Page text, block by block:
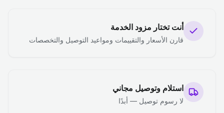
أنت تختار مزود الخدمة
قارن الأسعار والتقييمات ومواعيد التوصيل والتخصصات
استلام وتوصيل مجاني
لا رسوم توصيل — أبدًا